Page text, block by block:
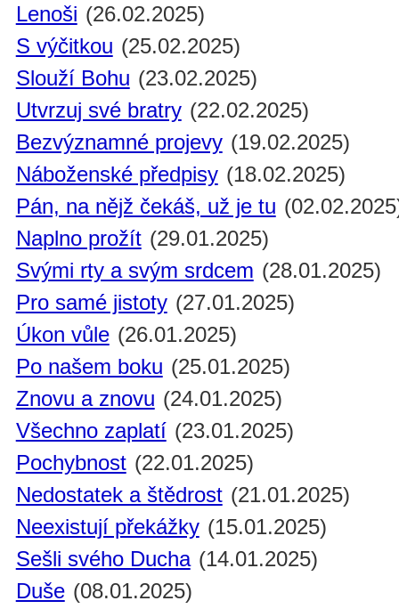
Lenoši (26.02.2025)
S výčitkou (25.02.2025)
Slouží Bohu (23.02.2025)
Utvrzuj své bratry (22.02.2025)
Bezvýznamné projevy (19.02.2025)
Náboženské předpisy (18.02.2025)
Pán, na nějž čekáš, už je tu
Naplno prožít (29.01.2025)
Svými rty a svým srdcem (28.01.2025)
Pro samé jistoty (27.01.2025)
Úkon vůle (26.01.2025)
Po našem boku (25.01.2025)
Znovu a znovu (24.01.2025)
Všechno zaplatí (23.01.2025)
Pochybnost (22.01.2025)
Nedostatek a štědrost (21.01.2025)
Neexistují překážky (15.01.2025)
Sešli svého Ducha (14.01.2025)
Duše (08.01.2025)